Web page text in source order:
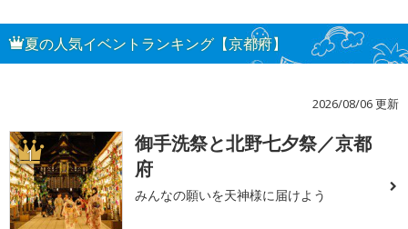
夏の人気イベントランキング【京都府】
2026/08/06 更新
1
御手洗祭と北野七夕祭／京都
府
みんなの願いを天神様に届けよう